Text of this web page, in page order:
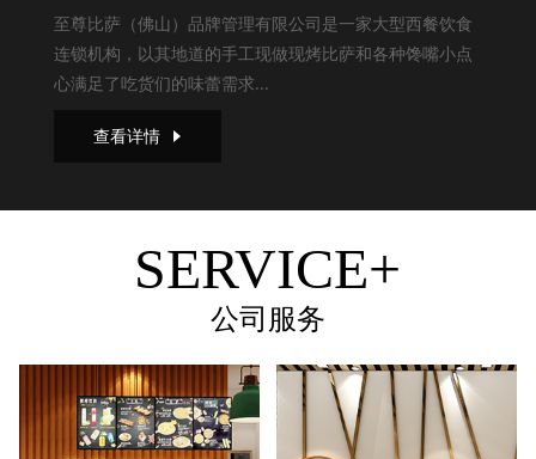
至尊比萨（佛山）品牌管理有限公司是一家大型西餐饮食
连锁机构，以其地道的手工现做现烤比萨和各种馋嘴小点
心满足了吃货们的味蕾需求...
查看详情
SERVICE+
公司服务